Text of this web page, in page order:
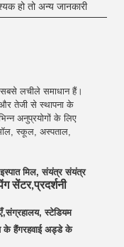
हो तो अन्य जानकारी
लचीले समाधान हैं।
और तेजी से स्थापना के
अनुप्रयोगों के लिए
स्कूल, अस्पताल,
इस्पात मिल, संयंत्र संयंत्र
सेंटर,प्रदर्शनी
,संग्रहालय, स्टेडियम
के हैंगरहवाई अड्डे के